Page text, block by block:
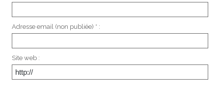
Adresse email (non publiée) * :
Site web :